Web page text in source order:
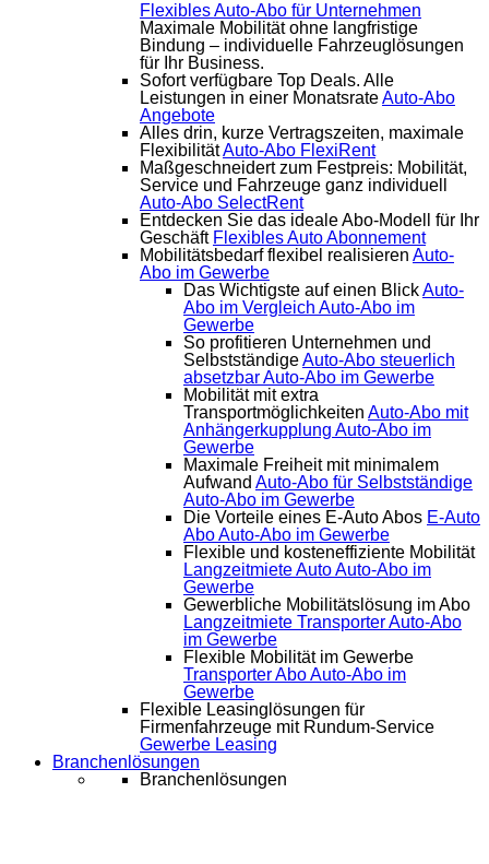
Flexibles Auto-Abo für Unternehmen
Maximale Mobilität ohne langfristige
Bindung – individuelle Fahrzeuglösungen
für Ihr Business.
Sofort verfügbare Top Deals. Alle
Leistungen in einer MonatsrateAuto-Abo
Angebote
Alles drin, kurze Vertragszeiten, maximale
FlexibilitätAuto-Abo FlexiRent
Maßgeschneidert zum Festpreis: Mobilität,
Service und Fahrzeuge ganz individuell
Auto-Abo SelectRent
Entdecken Sie das ideale Abo-Modell für Ihr
Geschäft Flexibles Auto Abonnement
Mobilitätsbedarf flexibel realisieren Auto-
Abo im Gewerbe
Das Wichtigste auf einen BlickAuto-
Abo im Vergleich Auto-Abo im
Gewerbe
So profitieren Unternehmen und
SelbstständigeAuto-Abo steuerlich
absetzbarAuto-Abo im Gewerbe
Mobilität mit extra
Transportmöglichkeiten Auto-Abo mit
Anhängerkupplung Auto-Abo im
Gewerbe
Maximale Freiheit mit minimalem
Aufwand Auto-Abo für Selbstständige
Auto-Abo im Gewerbe
Die Vorteile eines E-Auto Abos E-Auto
AboAuto-Abo im Gewerbe
Flexible und kosteneffiziente Mobilität
Langzeitmiete AutoAuto-Abo im
Gewerbe
Gewerbliche Mobilitätslösung im Abo
Langzeitmiete TransporterAuto-Abo
im Gewerbe
Flexible Mobilität im Gewerbe
Transporter AboAuto-Abo im
Gewerbe
Flexible Leasinglösungen für
Firmenfahrzeuge mit Rundum-Service
Gewerbe Leasing
Branchenlösungen
Branchenlösungen